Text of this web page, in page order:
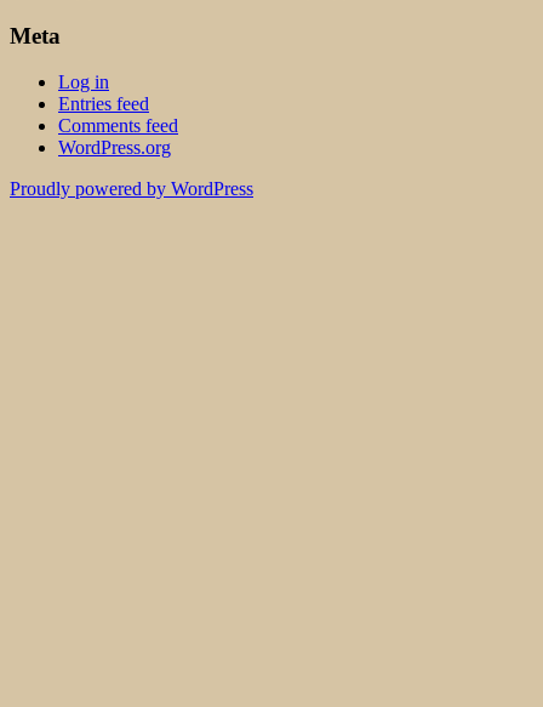
Meta
Log in
Entries feed
Comments feed
WordPress.org
Proudly powered by WordPress